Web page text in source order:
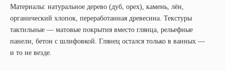
Материалы: натуральное дерево (дуб, орех), камень, лён,
органический хлопок, переработанная древесина. Текстуры
тактильные — матовые покрытия вместо глянца, рельефные
панели, бетон с шлифовкой. Глянец остался только в ванных —
и то не везде.